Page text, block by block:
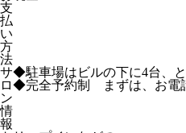
支
払
い
方
法
サ
ロ
ン
情
報
◆駐車場はビルの下に4台、と
◆完全予約制 まずは、お電